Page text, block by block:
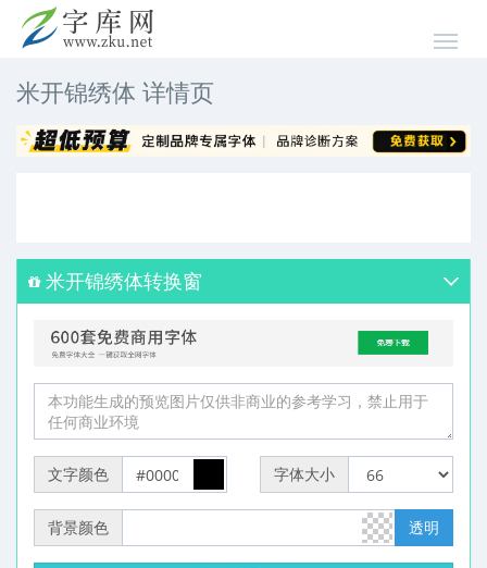
米开锦绣体 详情页
米开锦绣体转换窗
文字颜色 字体大小
背景颜色 透明